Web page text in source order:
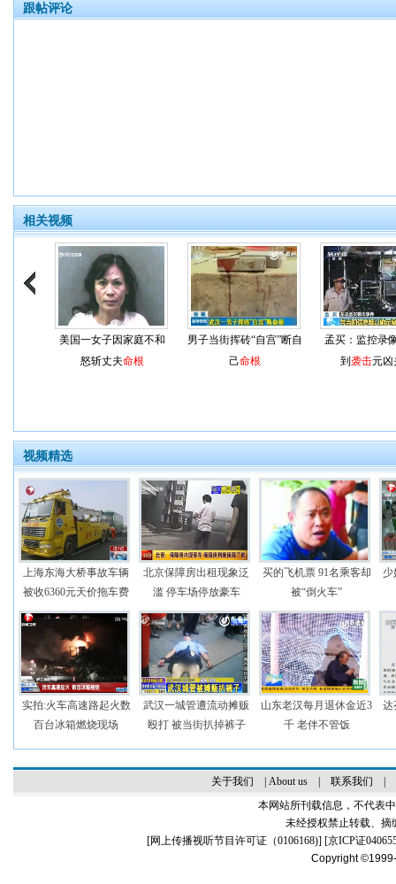
跟帖评论
相关视频
美国一女子因家庭不和
怒斩丈夫命根
男子当街挥砖“自宫”断自
己命根
孟买：监控录
到 袭击元凶
视频精选
上海东海大桥事故车辆
被收6360元天价拖车费
北京保障房出租现象泛
滥 停车场停放豪车
买的飞机票 91名乘客却
被“倒火车”
少
实拍:火车高速路起火数
百台冰箱燃烧现场
武汉一城管遭流动摊贩
殴打 被当街扒掉裤子
山东老汉每月退休金近3
千 老伴不管饭
达
关于我们 About us| 联系我们
本网站所刊载信息，不代表
未经授权禁止转载、摘
[网上传播视听节目许可证（0106168)] [京ICP证
Copyright